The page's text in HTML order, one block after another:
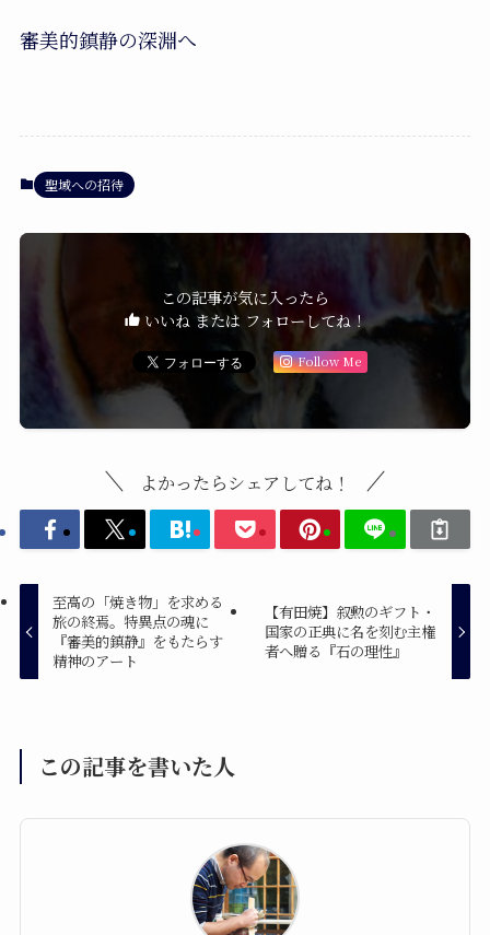
審美的鎮静の深淵へ
聖域への招待
この記事が気に入ったら
いいね または フォローしてね！
Follow Me
よかったらシェアしてね！
至高の「焼き物」を求める
旅の終焉。特異点の魂に
『審美的鎮静』をもたらす
精神のアート
【有田焼】叙勲のギフト・
国家の正典に名を刻む主権
者へ贈る『石の理性』
この記事を書いた人